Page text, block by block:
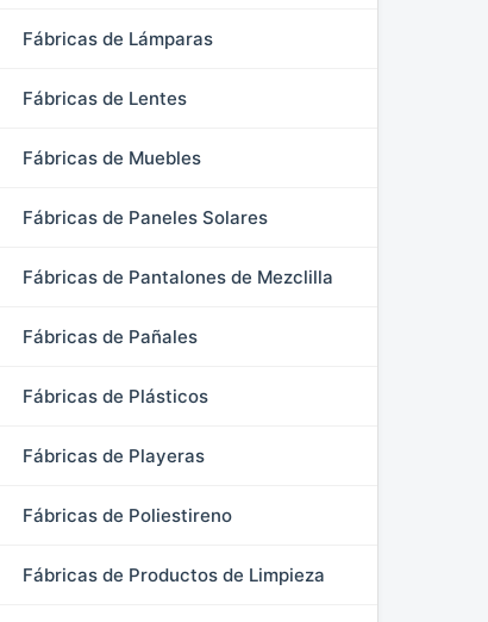
Fábricas de Lámparas
Fábricas de Lentes
Fábricas de Muebles
Fábricas de Paneles Solares
Fábricas de Pantalones de Mezclilla
Fábricas de Pañales
Fábricas de Plásticos
Fábricas de Playeras
Fábricas de Poliestireno
Fábricas de Productos de Limpieza